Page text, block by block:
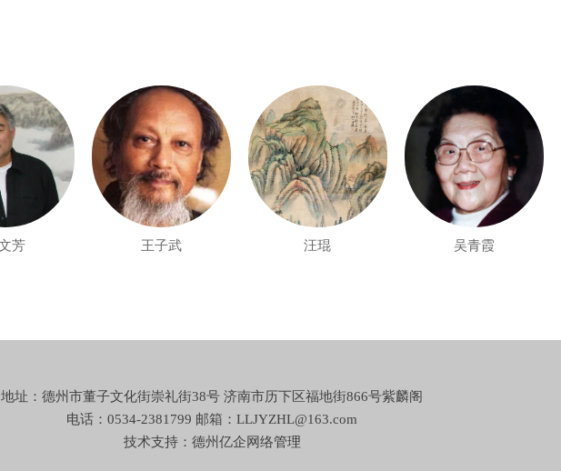
王子武 吴青霞
地址：德州市董子文化街崇礼街38号 济南市历下区福地街866号紫麟阁
电话：0534-2381799 邮箱：LLJYZHL@163.com
技术支持：德州亿企网络管理